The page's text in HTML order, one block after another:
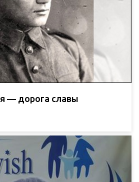
— дорога славы